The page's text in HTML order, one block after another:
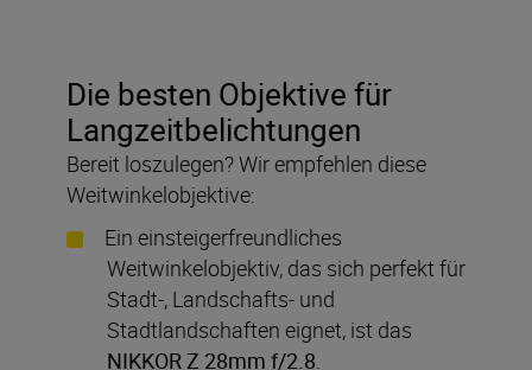
Die besten Objektive für
Langzeitbelichtungen
Bereit loszulegen? Wir empfehlen diese
Weitwinkelobjektive:
Ein einsteigerfreundliches
Weitwinkelobjektiv, das sich perfekt für
Stadt-, Landschafts- und
Stadtlandschaften eignet, ist das
NIKKOR Z 28mm f/2.8.